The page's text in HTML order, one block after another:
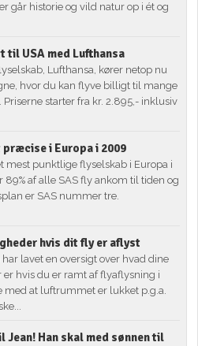
går historie og vild natur op i ét og
til USA med Lufthansa
Lufthansa, kører netop nu
hvor du kan flyve billigt til mange
Priserne starter fra kr. 2.895,- inklusiv
præcise i Europa i 2009
mest punktlige flyselskab i Europa i
89% af alle SAS fly ankom til tiden og
er SAS nummer tre.
hvis dit fly er aflyst
lavet en oversigt over hvad dine
er hvis du er ramt af flyaflysning i
med at luftrummet er lukket p.g.a.
Jean! Han skal med sønnen til